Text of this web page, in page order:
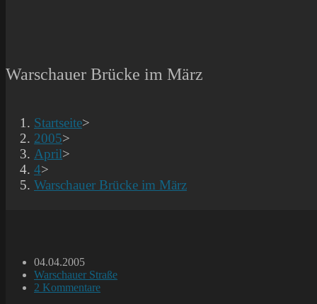
Warschauer Brücke im März
Startseite>
2005>
April>
4>
Warschauer Brücke im März
Beitrag
veröffentlicht:
04.04.2005
Beitrags-
Kategorie:
Warschauer Straße
Beitrags-
2 Kommentare